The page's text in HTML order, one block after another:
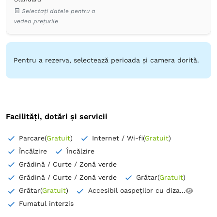
TV cu ecran plat
Pardoseală de lemn sau parchet
Selectați datele pentru a
vedea prețurile
Pentru a rezerva, selectează perioada și camera dorită.
Facilități, dotări și servicii
Parcare(Gratuit) Internet / Wi-fi(Gratuit)
Încălzire
Încălzire
Grădină / Curte / Zonă verde
Grădină / Curte / Zonă verde
Grătar(Gratuit)
Grătar(Gratuit)
Accesibil oaspeților cu diza...
Fumatul interzis